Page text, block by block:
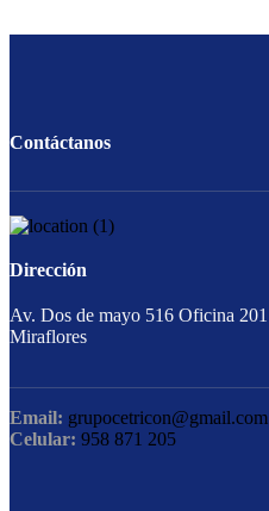
Contáctanos
Dirección
Av. Dos de mayo 516 Oficina 201
Miraflores
Email: grupocetricon@gmail.com
Celular: 958 871 205